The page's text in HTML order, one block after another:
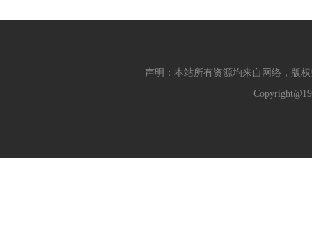
声明：本站所有资源均来自网络，版